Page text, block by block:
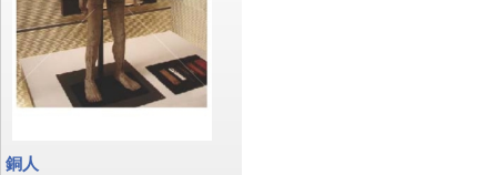
銅人